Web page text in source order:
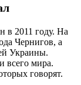
в 2011 году. На
Чернигов, а
Украины.
всего мира.
говорят.